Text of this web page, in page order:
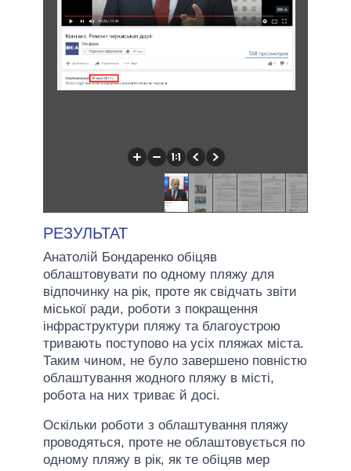
РЕЗУЛЬТАТ
Анатолій Бондаренко обіцяв
облаштовувати по одному пляжу для
відпочинку на рік, проте як свідчать звіти
міської ради, роботи з покращення
інфраструктури пляжу та благоустрою
тривають поступово на усіх пляжах міста.
Таким чином, не було завершено повністю
облаштування жодного пляжу в місті,
робота на них триває й досі.
Оскільки роботи з облаштування пляжу
проводяться, проте не облаштовується по
одному пляжу в рік, як те обіцяв мер